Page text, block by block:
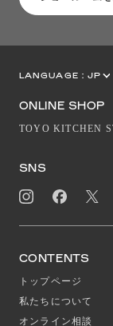
LANGUAGE : JP
ONLINE SHOP
TOYO KITCHEN
SNS
CONTENTS
トップページ
私たちについて
オンライン相談